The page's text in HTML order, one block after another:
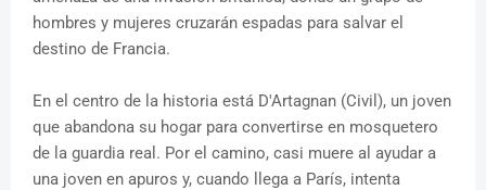
hombres y mujeres cruzarán espadas para salvar el
destino de Francia.
En el centro de la historia está D'Artagnan (Civil), un joven
que abandona su hogar para convertirse en mosquetero
de la guardia real. Por el camino, casi muere al ayudar a
una joven en apuros y, cuando llega a París, intenta